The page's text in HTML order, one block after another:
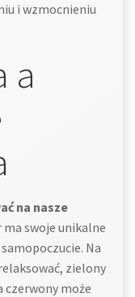
i wzmocnieniu
a
na nasze
ma swoje unikalne
Na
zielony
czerwony może